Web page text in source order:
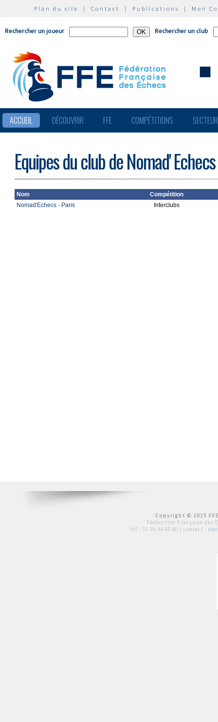
Plan du site | Contact | Publications | Mon
Rechercher un joueur Rechercher un club
ACCUEIL DÉCOUVRIR FFE COMPÉTITIONS
Equipes du club de Nomad' Echecs
Nom
Compétition
Nomad'Echecs - Paris
Interclubs
Copyright © 2015
Fédération Française des
tél : 01 39 44 65 80 | contact :